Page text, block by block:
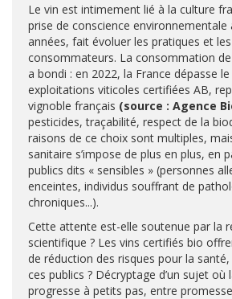
Le vin est intimement lié à la culture
prise de conscience environnementale
années, fait évoluer les pratiques et
consommateurs. La consommation
a bondi : en 2022, la France dépasse
exploitations viticoles certifiées AB,
vignoble français (source : Agence
pesticides, traçabilité, respect de la
raisons de ce choix sont multiples,
sanitaire s’impose de plus en plus, en
publics dits « sensibles » (personnes
enceintes, individus souffrant de
chroniques...).
Cette attente est-elle soutenue par la
scientifique ? Les vins certifiés bio
de réduction des risques pour la
ces publics ? Décryptage d’un sujet où
progresse à petits pas, entre